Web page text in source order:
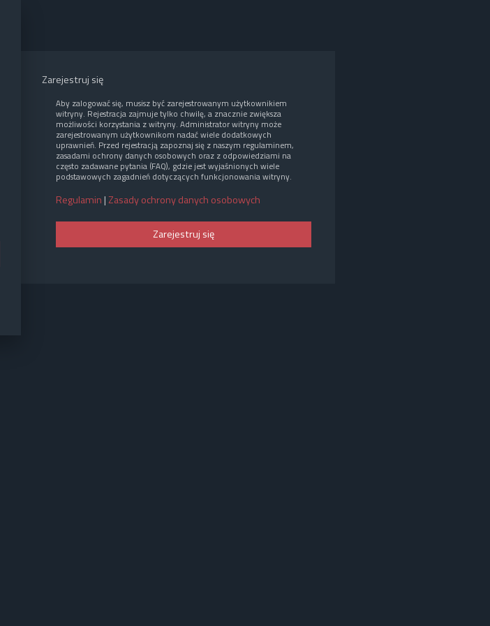
Zarejestruj się
Aby zalogować się, musisz być zarejestrowanym użytkownikiem
witryny. Rejestracja zajmuje tylko chwilę, a znacznie zwiększa
możliwości korzystania z witryny. Administrator witryny może
zarejestrowanym użytkownikom nadać wiele dodatkowych
uprawnień. Przed rejestracją zapoznaj się z naszym regulaminem,
zasadami ochrony danych osobowych oraz z odpowiedziami na
często zadawane pytania (FAQ), gdzie jest wyjaśnionych wiele
podstawowych zagadnień dotyczących funkcjonowania witryny.
Regulamin | Zasady ochrony danych osobowych
Zarejestruj się